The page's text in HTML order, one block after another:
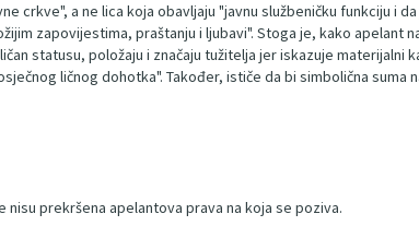
crkve", a ne lica koja obavljaju "javnu službeničku funkciju i
zapovijestima, praštanju i ljubavi". Stoga je, kako apelant
statusu, položaju i značaju tužitelja jer iskazuje materijalni
ličnog dohotka". Također, ističe da bi simbolična suma
prekršena apelantova prava na koja se poziva.